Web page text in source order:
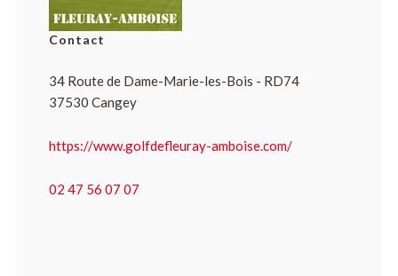
Contact
34 Route de Dame-Marie-les-Bois - RD74
37530 Cangey
https://www.golfdefleuray-amboise.com/
02 47 56 07 07